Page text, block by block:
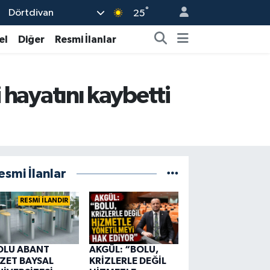
Dörtdivan 25°
Diğer Resmi İlanlar
kaybetti
İlanlar
RESMİ İLANDIR
ABANT
BAYSAL
AKGÜL: “BOLU,
KRİZLERLE DEĞİL